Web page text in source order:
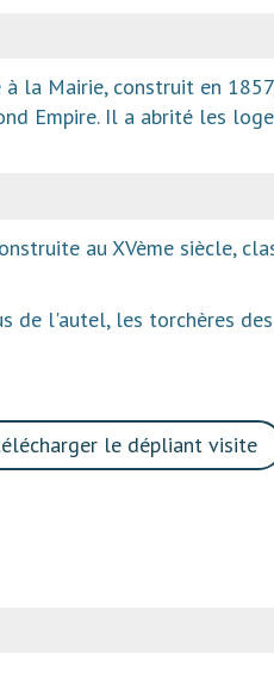
la Mairie, construit en
Empire. Il a abrité les
au XVème siècle,
de l'autel, les torchères
le dépliant visite